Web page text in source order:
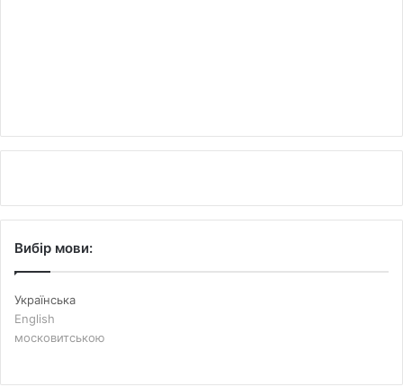
Вибір мови:
Українська
English
московитською